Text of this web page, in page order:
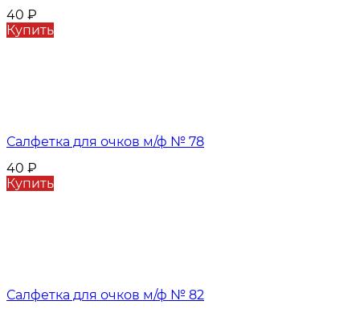
40 ₽
Купить
Салфетка для очков м/ф № 78
40 ₽
Купить
Салфетка для очков м/ф № 82